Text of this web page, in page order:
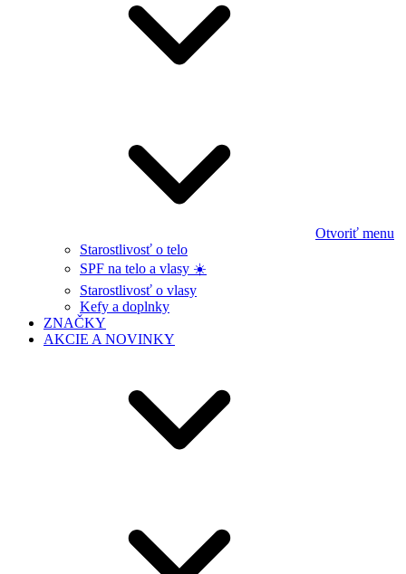
Otvoriť menu
Starostlivosť o telo
SPF na telo a vlasy ☀️
Starostlivosť o vlasy
Kefy a doplnky
ZNAČKY
AKCIE A NOVINKY